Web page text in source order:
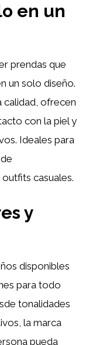
en un
prendas que
un solo diseño.
calidad, ofrecen
con la piel y
Ideales para
casuales.
y
disponibles
para todo
tonalidades
la marca
pueda